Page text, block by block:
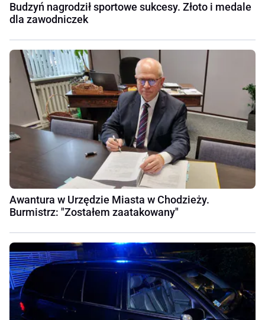
Budzyń nagrodził sportowe sukcesy. Złoto i medale
dla zawodniczek
Awantura w Urzędzie Miasta w Chodzieży.
Burmistrz: "Zostałem zaatakowany"